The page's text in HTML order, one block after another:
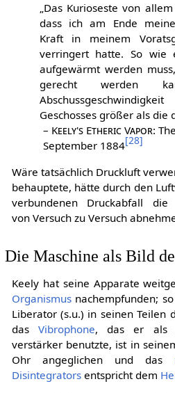
„Das Kurioseste von
dass ich am Ende
Kraft in meinem
verringert hatte. So wie
aufgewärmt werden
gerecht werden
Geschosses größer als die
– Keely's Etheric Vapor:
September 1884[28]
Wäre tatsächlich Druckluft
behauptete, hätte durch den
verbundenen Druckabfall die
von Versuch zu Versuch
Die Maschine als Bild
Keely hat seine Apparate
Organismusnachempfunden;
Liberator (s.u.) in seinen Teilen
dasVibrophone, das er als
verstärker benutzte, ist in
Ohr angeglichen und das
Disintegratorsentspricht dem